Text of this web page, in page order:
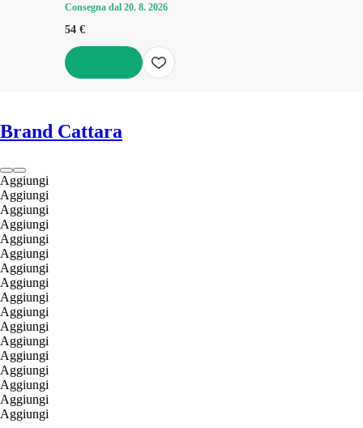
Consegna dal 20. 8. 2026
54 €
Brand Cattara
Aggiungi
Aggiungi
Aggiungi
Aggiungi
Aggiungi
Aggiungi
Aggiungi
Aggiungi
Aggiungi
Aggiungi
Aggiungi
Aggiungi
Aggiungi
Aggiungi
Aggiungi
Aggiungi
Aggiungi